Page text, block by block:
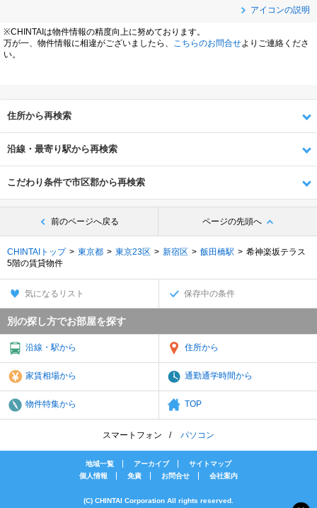
アイコンの説明
※CHINTAIは物件情報の精度向上に努めております。
万が一、物件情報に相違がございましたら、
こちらのお問合せよりご連絡くださ
い。
住所から再検索
沿線・最寄り駅から再検索
こだわり条件で市区郡から再検索
前のページへ戻る ページの先頭へ
CHINTAIトップ 東京都 東京23区 新宿区 飯田橋駅
希神楽坂テラス
5階の賃貸物件
気になるリスト 保存中の条件
別の探し方でお部屋を探す
沿線・駅から 住所から
家賃相場から 通勤通学時間から
物件特集から TOP
スマートフォン パソコン
地域一覧 アーカイブ
サイトマップ
個人情報
免責 お問合せ 会社案内
(C) CHINTAI Corporation All rights reserved.